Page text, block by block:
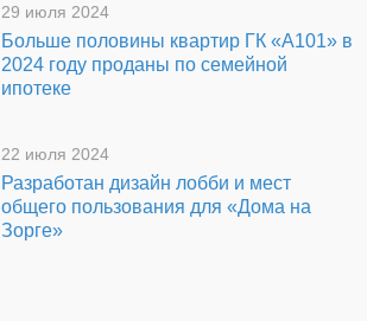
29 июля 2024
Больше половины квартир ГК «А101» в
2024 году проданы по семейной
ипотеке
22 июля 2024
Разработан дизайн лобби и мест
общего пользования для «Дома на
Зорге»